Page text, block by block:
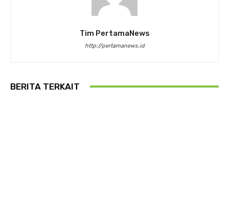
Tim PertamaNews
http://pertamanews.id
BERITA TERKAIT